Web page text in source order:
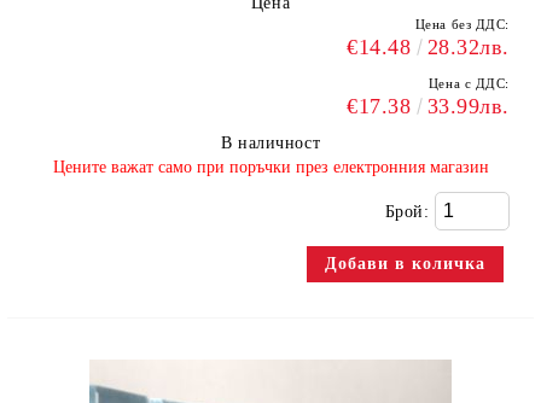
Цена без ДДС:
€14.48 28.32лв.
Цена с ДДС:
€17.38 33.99лв.
В наличност
​Цените важат само при поръчки през електронния магазин
Брой: